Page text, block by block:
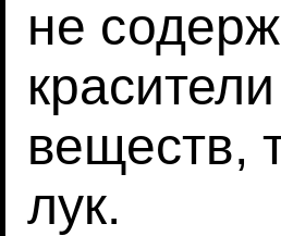
не
веществ,
лук.